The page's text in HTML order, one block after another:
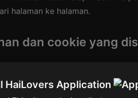
halaman ke halaman.
dan cookie yang
diatur selama penggunaan situs
HaiLovers Application